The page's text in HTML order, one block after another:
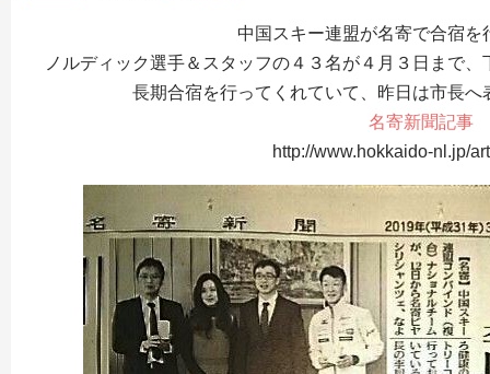
中国スキー連盟が名寄で合宿を
ノルディック選手＆スタッフの４３名が４月３日まで
長期合宿を行ってくれていて、昨日は市長
名寄新聞記事
http://www.hokkaido-nl.jp/